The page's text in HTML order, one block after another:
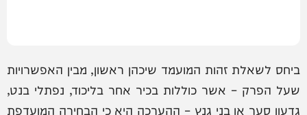
ביחס לשאלת זהות המועמד שיכהן ראשון, מבין האפשרויות
שעל הפרק – אשר כוללות בכיר אחר בליכוד, נפתלי בנט,
גדעון סער או בני גנץ – ההערכה היא כי הבחירה המועדפת